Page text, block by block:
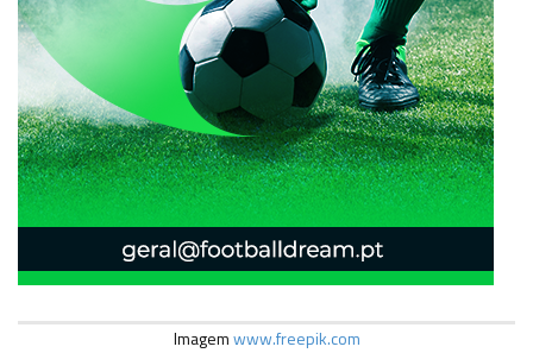
Imagemwww.freepik.com